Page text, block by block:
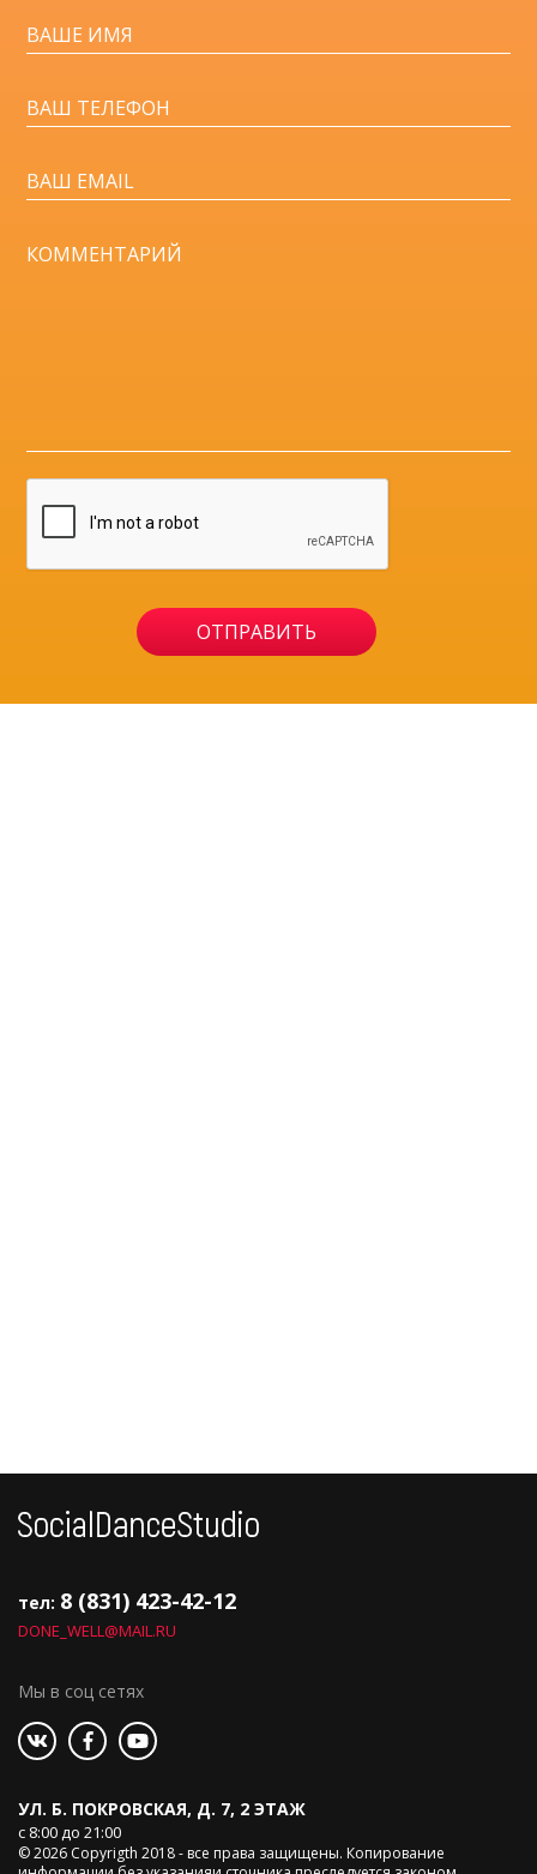
тел: 8 (831) 423-42-12
DONE_WELL@MAIL.RU
Мы в соц сетях
УЛ. Б. ПОКРОВСКАЯ, Д. 7, 2 ЭТАЖ
с 8:00 до 21:00
© 2026 Copyrigth 2018 - все права защищены. Копирование